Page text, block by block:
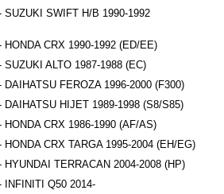
SUZUKI SWIFT H/B 1990-1992
CRX 1990-1992 (ED/EE)
ALTO 1987-1988 (EC)
FEROZA 1996-2000 (F300)
DAIHATSU HIJET 1989-1998 (S8/S85)
CRX 1986-1990 (AF/AS)
CRX TARGA 1995-2004 (EH/EG)
TERRACAN 2004-2008 (HP)
INFINITI Q50 2014-